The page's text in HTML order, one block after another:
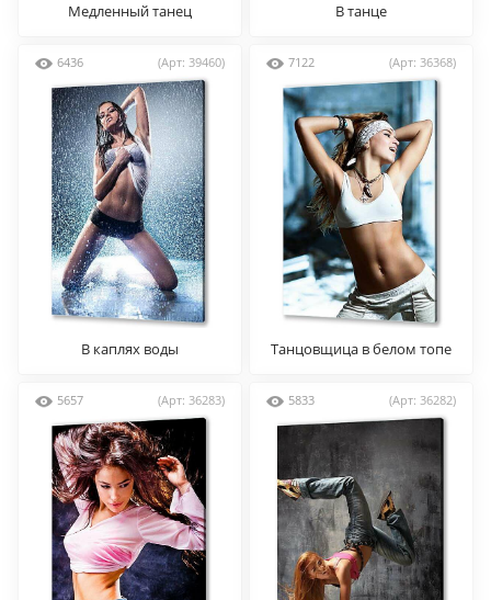
Медленный танец В танце
6436 (Арт: 39460)
В каплях воды
7122 (Арт: 36368)
Танцовщица в белом топе
5657 (Арт: 36283) 5833 (Арт: 36282)